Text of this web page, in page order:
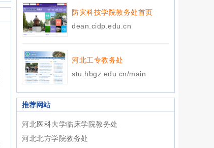
防灾科技学院教务处首页
dean.cidp.edu.cn
河北工专教务处
stu.hbgz.edu.cn/main
推荐网站
河北医科大学临床学院教务处
河北北方学院教务处